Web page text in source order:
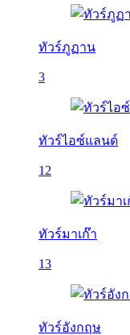
ทัวร์ภูฏาน
3
ทัวร์ไอซ์แลนด์
12
ทัวร์มาเก๊า
13
ทัวร์อังกฤษ